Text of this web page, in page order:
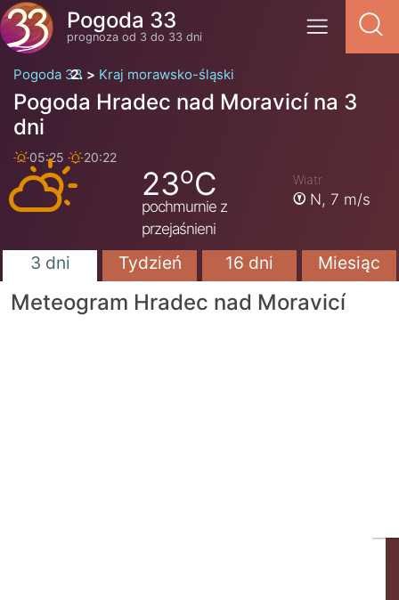
Pogoda 33
prognoza od 3 do 33 dni
Pogoda 33 Kraj morawsko-śląski
Pogoda Hradec nad Moravicí na 3
dni
05:25 20:22
23oC
pochmurnie z
przejaśnieni
Wiatr
N, 7 m/s
3 dni Tydzień 16 dni Miesiąc
Meteogram Hradec nad Moravicí